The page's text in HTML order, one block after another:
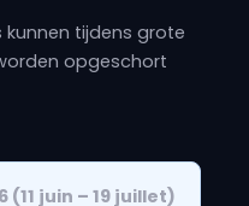
tijdens grote
opgeschort
(11 juin – 19 juillet)